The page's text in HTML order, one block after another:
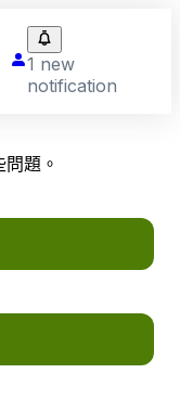
1 new
notification
題。